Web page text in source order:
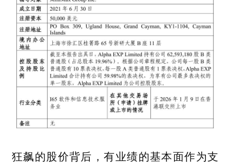
狂飙的股价背后，有业绩的基本面作为支